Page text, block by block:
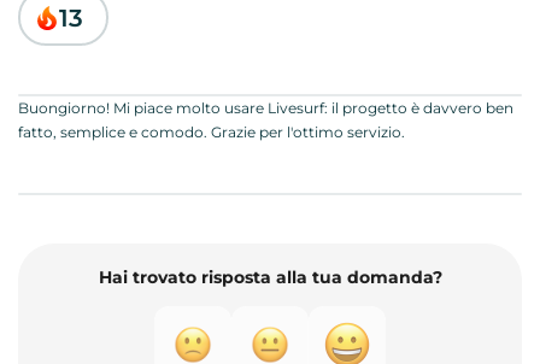
13
Buongiorno! Mi piace molto usare Livesurf: il progetto è davvero ben
fatto, semplice e comodo. Grazie per l'ottimo servizio.
Hai trovato risposta alla tua domanda?